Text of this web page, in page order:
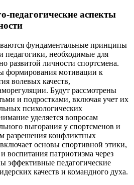
педагогические аспекты
фундаментальные принципы
педагогики, необходимые для
развитой личности спортсмена.
формирования мотивации к
волевых качеств,
Будут рассмотрены
и подростками, включая учет их
психологических
уделяется вопросам
выгорания у спортсменов и
разрешения конфликтных
основы спортивной этики,
патриотизма через
эффективные педагогические
качеств и командного духа.